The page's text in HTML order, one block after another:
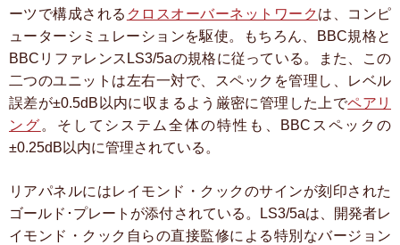
ーツで構成される クロスオーバーネットワーク は、コンピ
ューターシミュレーションを駆使。もちろん、BBC規格と
BBCリファレンスLS3/5aの規格に従っている。また、この
二つのユニットは左右一対で、スペックを管理し、レベル
誤差が±0.5dB以内に収まるよう厳密に管理した上でペアリ
ング 。そしてシステム全体の特性も、BBCスペックの
±0.25dB以内に管理されている。
リアパネルにはレイモンド・クックのサインが刻印された
ゴールド･プレートが添付されている。LS3/5aは、開発者レ
イモンド・クック自らの直接監修による特別なバージョン